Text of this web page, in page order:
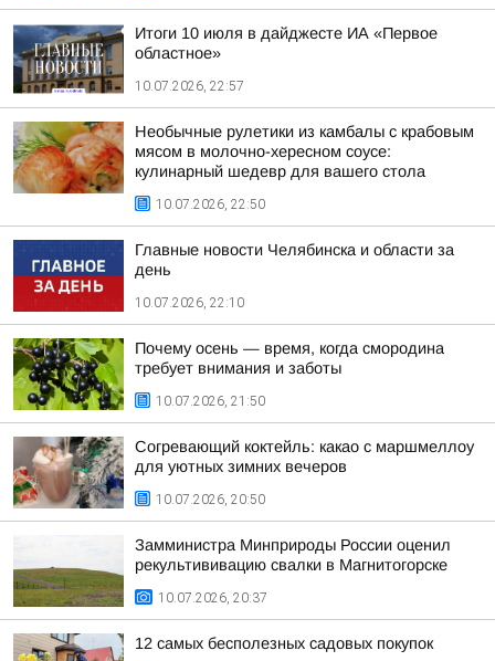
Итоги 10 июля в дайджесте ИА «Первое
областное»
10.07.2026, 22:57
Необычные рулетики из камбалы с крабовым
мясом в молочно-хересном соусе:
кулинарный шедевр для вашего стола
10.07.2026, 22:50
Главные новости Челябинска и области за
день
10.07.2026, 22:10
Почему осень — время, когда смородина
требует внимания и заботы
10.07.2026, 21:50
Согревающий коктейль: какао с маршмеллоу
для уютных зимних вечеров
10.07.2026, 20:50
Замминистра Минприроды России оценил
рекультививацию свалки в Магнитогорске
10.07.2026, 20:37
12 самых бесполезных садовых покупок